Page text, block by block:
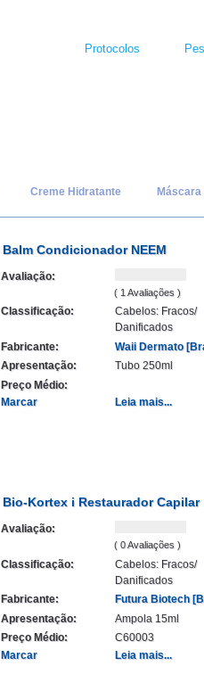
Protocolos
Creme Hidratante Máscara
Balm Condicionador NEEM
Avaliação:
( 1 Avaliações )
Classificação:
Cabelos: Fracos/
Danificados
Fabricante:
Waii Dermato
Apresentação:
Tubo 250ml
Preço Médio:
Marcar
Leia mais...
Bio-Kortex i Restaurador Capilar
Avaliação:
( 0 Avaliações )
Classificação:
Cabelos: Fracos/
Danificados
Fabricante:
Futura Biotech
Apresentação:
Ampola 15ml
Preço Médio:
C60003
Marcar
Leia mais...